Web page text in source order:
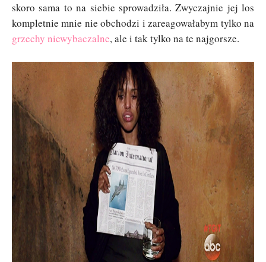
skoro sama to na siebie sprowadziła. Zwyczajnie jej los
kompletnie mnie nie obchodzi i zareagowałabym tylko na
grzechy niewybaczalne, ale i tak tylko na te najgorsze.